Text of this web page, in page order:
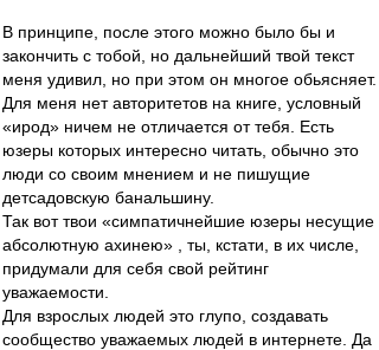
В принципе, после этого можно было бы и
закончить с тобой, но дальнейший твой текст
меня удивил, но при этом он многое обьясняет.
Для меня нет авторитетов на книге, условный
«ирод» ничем не отличается от тебя. Есть
юзеры которых интересно читать, обычно это
люди со своим мнением и не пишущие
детсадовскую банальшину.
Так вот твои «симпатичнейшие юзеры несущие
абсолютную ахинею» , ты, кстати, в их числе,
придумали для себя свой рейтинг
уважаемости.
Для взрослых людей это глупо, создавать
сообщество уважаемых людей в интернете. Да